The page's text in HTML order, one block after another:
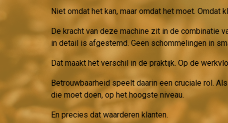
Niet omdat het kan, maar omdat het moet.
De kracht van deze machine zit in de combinatie
in detail is afgestemd. Geen schommelingen in
Dat maakt het verschil in de praktijk. Op de
Betrouwbaarheid speelt daarin een cruciale rol.
die moet doen, op het hoogste niveau.
En precies dat waarderen klanten.